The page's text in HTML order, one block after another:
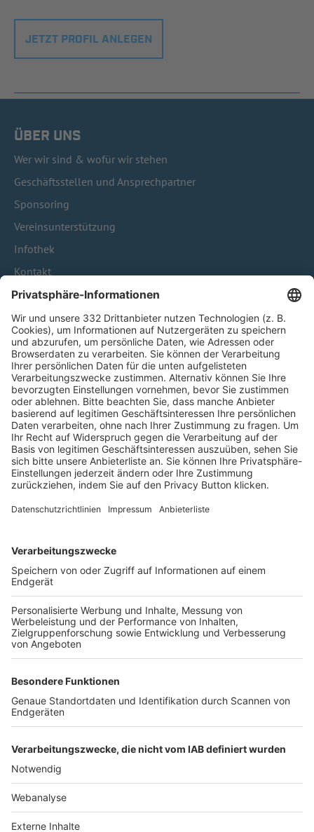
JETZT PROFIL ANLEGEN
ÜBER UNS
Wer wir sind & wofür wir stehen
Geschäftsstellen und Ansprechpartner
Sponsoring
Vereinsunterstützung
Infothek
Kontakt
HÄUFIG BESUCHTE SEITEN
Pässe und Vereinswechsel
Trainerausbildung
Schulungsangebot Vereinsmitarbeiter
BFV-Geschäftsstellen
Trainerbörse
Login SpielPlus
FOLGE DEM BFV
TOP-VEREINE
TOP-PARTNER
Nutzungsbedingungen Datenschutz Impressum